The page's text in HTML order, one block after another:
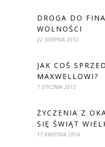
DROGA DO
WOLNOŚCI
22 SIERPNIA 2012
JAK COŚ
MAXWELLOWI?
7 STYCZNIA 2013
ŻYCZENIA Z
SIĘ ŚWIĄT
17 KWIETNIA 2014